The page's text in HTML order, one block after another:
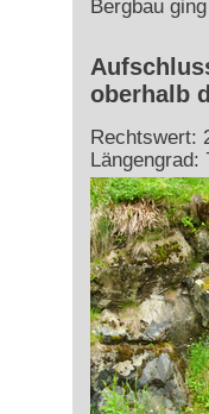
Bergbau
oberhalb
Rechtswert:
Längengrad: